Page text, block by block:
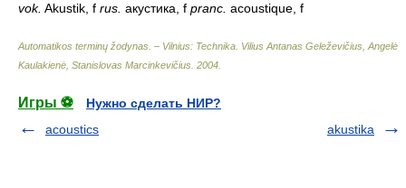
vok. Akustik, f rus. акустика, f pranc. acoustique, f
Automatikos terminų žodynas. – Vilnius: Technika Vilius Antanas Geleževičius, Angelė
Kaulakienė, Stanislovas Marcinkevičius 2004
Игры ⚽
Нужно сделать НИР?
acoustics
akustika